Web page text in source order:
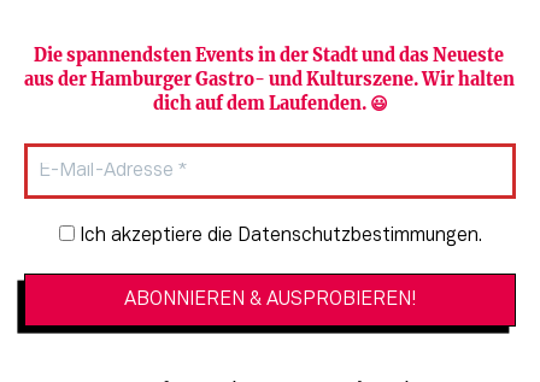
Die spannendsten Events in der Stadt und das Neueste
aus der Hamburger Gastro- und Kulturszene. Wir halten
dich auf dem Laufenden. 😃
Newsletter-Anmeldung
Ich akzeptiere die Datenschutzbestimmungen.
Newsletter abonnieren
HAMBURG PUR
Verlag